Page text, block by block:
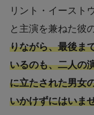
リント・イースト
と主演を兼ねた彼
りながら、最後ま
いるのも、二人の
に立たされた男女
いかけずにはいま